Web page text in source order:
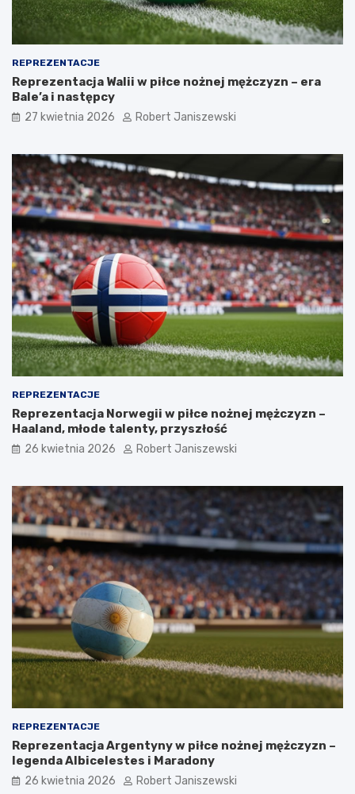
REPREZENTACJE
Reprezentacja Walii w piłce nożnej mężczyzn – era
Bale’a i następcy
27 kwietnia 2026 Robert Janiszewski
REPREZENTACJE
Reprezentacja Norwegii w piłce nożnej mężczyzn –
Haaland, młode talenty, przyszłość
26 kwietnia 2026 Robert Janiszewski
REPREZENTACJE
Reprezentacja Argentyny w piłce nożnej mężczyzn –
legenda Albicelestes i Maradony
26 kwietnia 2026 Robert Janiszewski